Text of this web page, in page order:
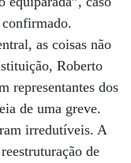
as coisas não
Roberto
representantes dos
de uma greve.
irredutíveis. A
de